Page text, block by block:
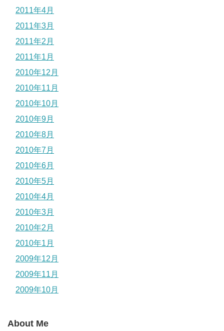
2011年4月
2011年3月
2011年2月
2011年1月
2010年12月
2010年11月
2010年10月
2010年9月
2010年8月
2010年7月
2010年6月
2010年5月
2010年4月
2010年3月
2010年2月
2010年1月
2009年12月
2009年11月
2009年10月
About Me